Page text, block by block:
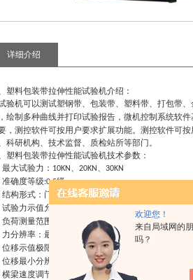
欢迎您！
来自局域网的
吗？
详细介绍
塑料包装带拉伸性能试验机介绍：
验机可以测试塑钢带、包装带、塑料带、打包带
绘制多种曲线并打印试验报告，微机控制系统软件
，测控软件可按用户要求扩展功能。测控软件可
科研机构、技术监督、 质检站所等部门。
塑料包装带拉伸性能试验机技术参数：
最大试验力： 10KN 、 20KN 、 30KN
准确度等级:0.5级
结构形式：门式框架结构；
试验力示值允许误差极限：示值的 ±0.5% 以内
负荷测量范围：满量程的0.2%
100%FS
力分辨率：最大试验力的 1/300000FS
位移示值极限误差：示值的±0.5%
位移最小分辨率：
0.001mm
横梁速度调节范围： 0.01～500mm/min